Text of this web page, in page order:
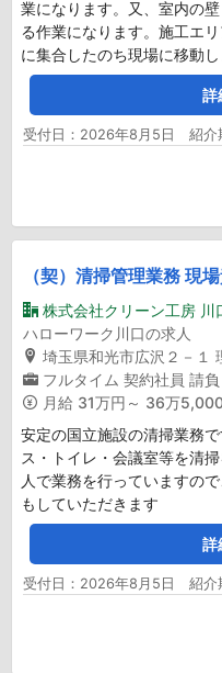
業になります。又、室内の
る作業になります。施工エ
に集合したのち現場に移動
詳
受付日：2026年8月5日 紹介
（契）清掃管理業務 現
株式会社クリーン工房 川
ハローワーク川口の求人
埼玉県和光市広沢２－１
フルタイム 契約社員 請負
月給 31万円～ 36万
安定の国立施設の清掃業務
ス・トイレ・会議室等を清
人で業務を行っていますの
もしていただきます
詳
受付日：2026年8月5日 紹介